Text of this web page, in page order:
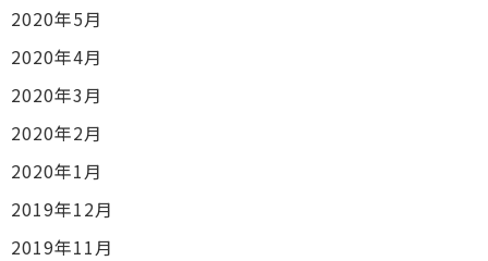
2020年5月
2020年4月
2020年3月
2020年2月
2020年1月
2019年12月
2019年11月